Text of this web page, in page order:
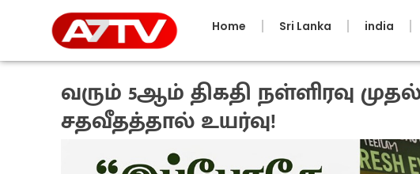
Home Sri Lanka india
வரும் 5ஆம் திகதி நள்ளிரவு
சதவீதத்தால் உயர்வு!